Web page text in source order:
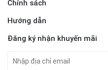
Chính sách
Hướng dẫn
Đăng ký nhận khuyến mãi